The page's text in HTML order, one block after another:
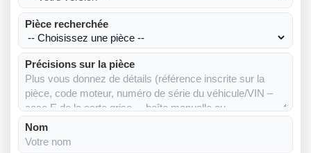
Pièce recherchée
Précisions sur la pièce
Nom